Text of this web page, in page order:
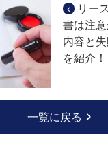
‹ リー
書は注
内容と
を紹介！
一覧に戻る